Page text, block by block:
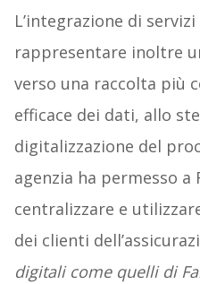
L’integrazione di
rappresentare inoltre
verso una raccolta più
efficace dei dati, allo
digitalizzazione del
agenzia ha permesso a
centralizzare e
dei clienti
digitali come quelli di